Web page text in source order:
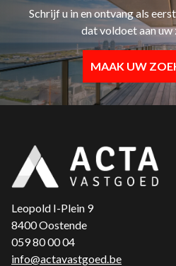
Schrijf u in en ontvang als
dat voldoet aan
MAAK UW
Leopold I-Plein 9
8400 Oostende
059 80 00 04
info@actavastgoed.be